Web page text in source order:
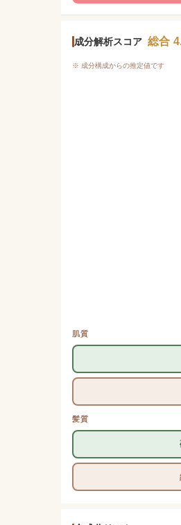
成分解析スコア 総合
※ 成分構成からの推定値です
肌質
髪質